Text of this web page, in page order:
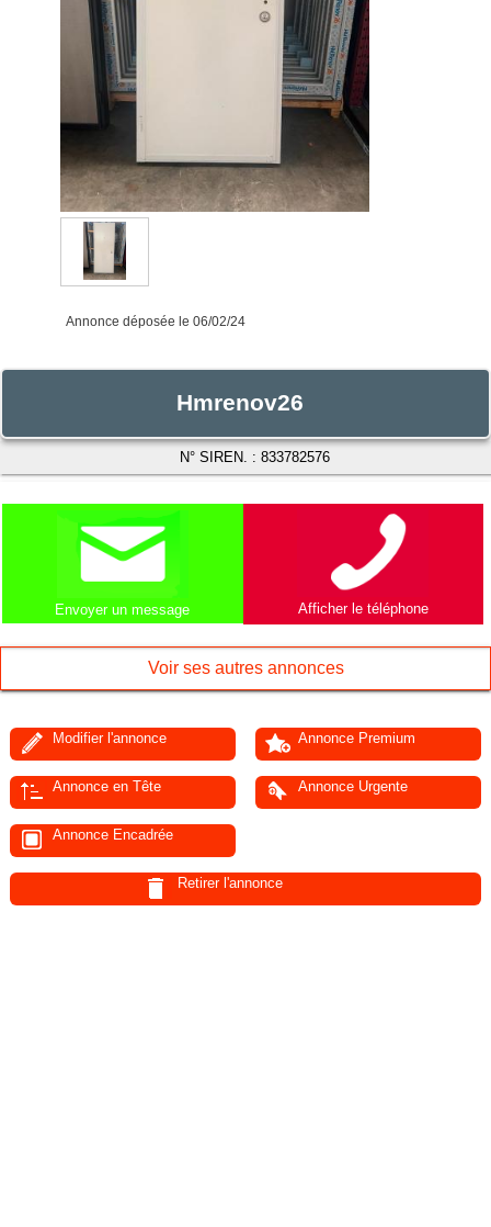
Annonce déposée le 06/02/24
Hmrenov26
N° SIREN. : 833782576
Envoyer un message Afficher le téléphone
Voir ses autres annonces
Modifier l'annonce Annonce Premium
Annonce en Tête Annonce Urgente
Annonce Encadrée
Retirer l'annonce